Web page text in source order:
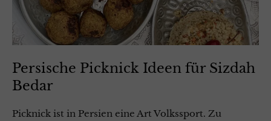
Persische Picknick Ideen für Sizdah
Bedar
Picknick ist in Persien eine Art Volkssport. Zu